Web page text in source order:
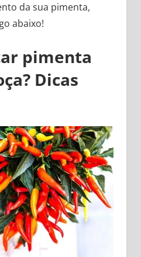
da sua pimenta,
abaixo!
pimenta
Dicas